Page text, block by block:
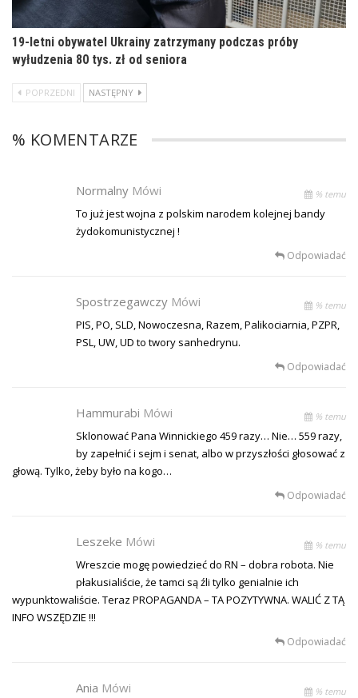
19-letni obywatel Ukrainy zatrzymany podczas próby
wyłudzenia 80 tys. zł od seniora
POPRZEDNI NASTĘPNY
% KOMENTARZE
Normalny Mówi % temu
To już jest wojna z polskim narodem kolejnej bandy
żydokomunistycznej !
Odpowiadać
Spostrzegawczy Mówi % temu
PIS, PO, SLD, Nowoczesna, Razem, Palikociarnia, PZPR,
PSL, UW, UD to twory sanhedrynu.
Odpowiadać
Hammurabi Mówi % temu
Sklonować Pana Winnickiego 459 razy… Nie… 559 razy,
by zapełnić i sejm i senat, albo w przyszłości głosować z
głową. Tylko, żeby było na kogo…
Odpowiadać
Leszeke Mówi % temu
Wreszcie mogę powiedzieć do RN – dobra robota. Nie
płakusialiście, że tamci są źli tylko genialnie ich
wypunktowaliście. Teraz PROPAGANDA – TA POZYTYWNA. WALIĆ Z TĄ
INFO WSZĘDZIE !!!
Odpowiadać
Ania Mówi % temu